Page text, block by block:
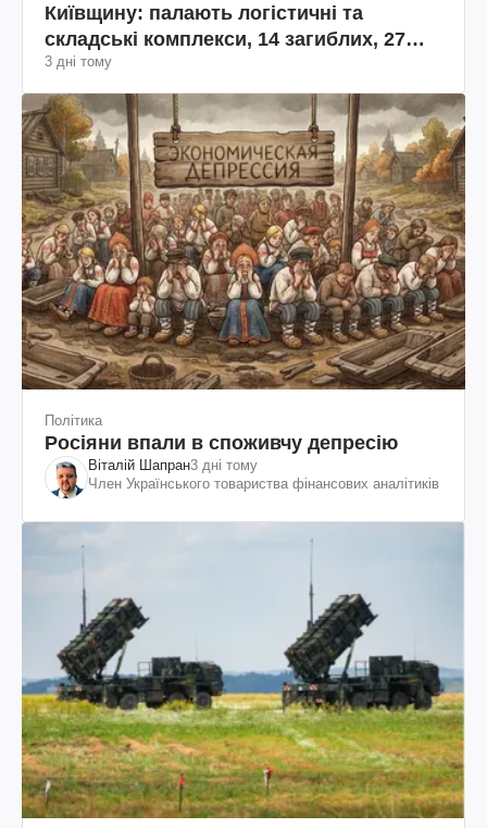
Київщину: палають логістичні та
складські комплекси, 14 загиблих, 27
поранених (фото, відео)
3 дні тому
Політика
Росіяни впали в споживчу депресію
Віталій Шапран3 дні тому
Член Українського товариства фінансових аналітиків